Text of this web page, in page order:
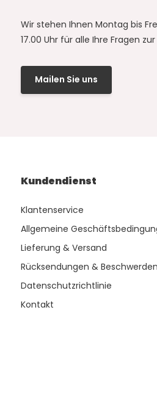
Wir stehen Ihnen Montag bis
17.00 Uhr für alle Ihre Fragen
Mailen Sie uns
Kundendienst
Klantenservice
Allgemeine
Lieferung & Versand
Rücksendungen & Beschwerden
Datenschutzrichtlinie
Kontakt